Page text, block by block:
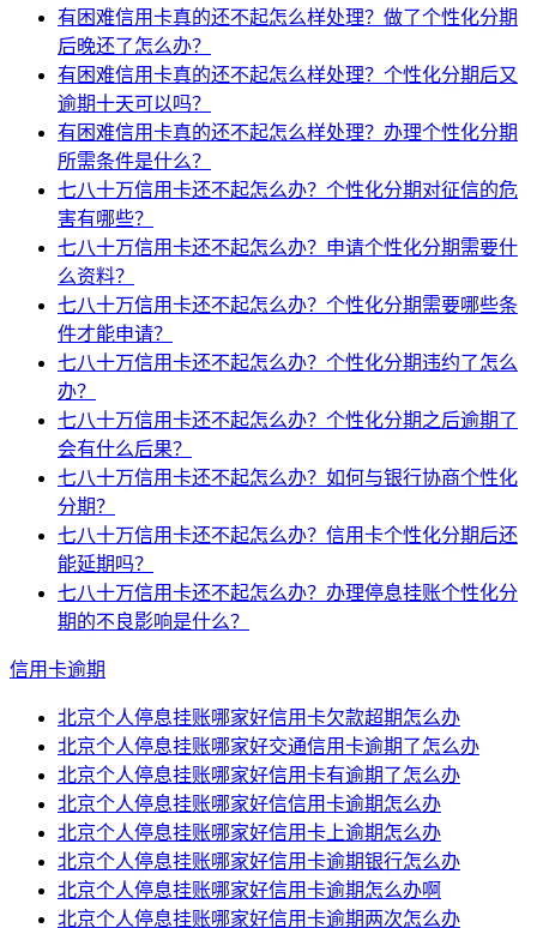
有困难信用卡真的还不起怎么样处理？做了个性化分期
后晚还了怎么办？
有困难信用卡真的还不起怎么样处理？个性化分期后又
逾期十天可以吗？
有困难信用卡真的还不起怎么样处理？办理个性化分期
所需条件是什么？
七八十万信用卡还不起怎么办？个性化分期对征信的危
害有哪些？
七八十万信用卡还不起怎么办？申请个性化分期需要什
么资料？
七八十万信用卡还不起怎么办？个性化分期需要哪些条
件才能申请？
七八十万信用卡还不起怎么办？个性化分期违约了怎么
办？
七八十万信用卡还不起怎么办？个性化分期之后逾期了
会有什么后果？
七八十万信用卡还不起怎么办？如何与银行协商个性化
分期？
七八十万信用卡还不起怎么办？信用卡个性化分期后还
能延期吗？
七八十万信用卡还不起怎么办？办理停息挂账个性化分
期的不良影响是什么？
信用卡逾期
北京个人停息挂账哪家好信用卡欠款超期怎么办
北京个人停息挂账哪家好交通信用卡逾期了怎么办
北京个人停息挂账哪家好信用卡有逾期了怎么办
北京个人停息挂账哪家好信信用卡逾期怎么办
北京个人停息挂账哪家好信用卡上逾期怎么办
北京个人停息挂账哪家好信用卡逾期银行怎么办
北京个人停息挂账哪家好信用卡逾期怎么办啊
北京个人停息挂账哪家好信用卡逾期两次怎么办